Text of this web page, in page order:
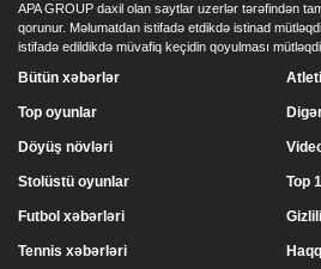
APA GROUP daxil olan saytlar uzerlər tərəfindən
qorunur. Məlumatdan istifadə etdikdə istinad
istifadə edildikdə müvafiq keçidin qoyulması
Bütün xəbərlər
Top oyunlar
Döyüş növləri
Stolüstü oyunlar Top
Futbol xəbərləri
Tennis xəbərləri